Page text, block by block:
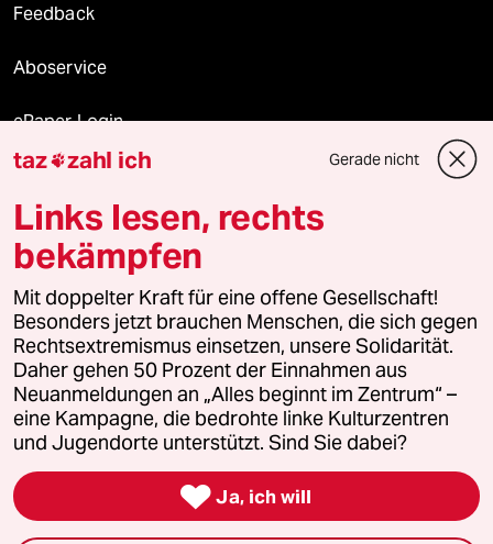
Feedback
Aboservice
ePaper Login
Downloads für Abonnierende
© 2026 taz Verlags und Vertriebs GmbH
Alle Rechte vorbehalten. Bei rechtlichen Fragen oder für Genehmigungen
wenden Sie sich bitte an
lizenzen@taz.de
Feedback Redaktionsstatut Kommune-Richtlinien
Leitlinie Informant Datenschutz Impressum AGB
Seitenwende Einwilligungen widerrufen (Ads)
taz zahl ich Gerade nicht
Links lesen, rechts
bekämpfen
Mit doppelter Kraft für eine offene Gesellschaft!
Besonders jetzt brauchen Menschen, die sich gegen
Rechtsextremismus einsetzen, unsere Solidarität.
Daher gehen 50 Prozent der Einnahmen aus
Neuanmeldungen an „Alles beginnt im Zentrum“ –
eine Kampagne, die bedrohte linke Kulturzentren
und Jugendorte unterstützt. Sind Sie dabei?
 Ja, ich will